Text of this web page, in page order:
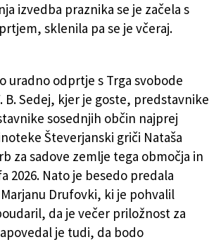
izvedba praznika se je začela s
sklenila pa se je včeraj.
uradno odprtje s Trga svobode
B. Sedej, kjer je goste, predstavnike
sosednjih občin najprej
Števerjanski griči Nataša
za sadove zemlje tega območja in
2026. Nato je besedo predala
Drufovki, ki je pohvalil
da je večer priložnost za
je tudi, da bodo